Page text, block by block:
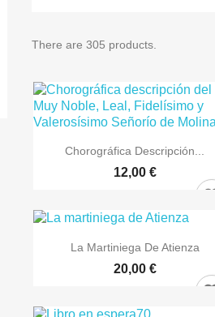
There are 305 products.
 Bista azkarra
Chorográfica Descripción...
12,00 €
 Bista azkarra
La Martiniega De Atienza
20,00 €
Sign in
You need to be logged in to